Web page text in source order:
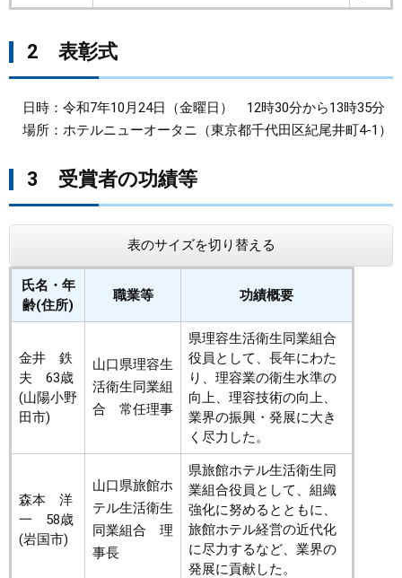
2 表彰式
日時：令和7年10月24日（金曜日） 12時30分から13時35分
場所：ホテルニューオータニ（東京都千代田区紀尾井町4-1）
3 受賞者の功績等
表のサイズを切り替える
氏名・年
齢(住所)
職業等 功績概要
金井 鉄
夫 63歳
(山陽小野
田市)
山口県理容生
活衛生同業組
合 常任理事
県理容生活衛生同業組合
役員として、長年にわた
り、理容業の衛生水準の
向上、理容技術の向上、
業界の振興・発展に大き
く尽力した。
森本 洋
一 58歳
(岩国市)
山口県旅館ホ
テル生活衛生
同業組合 理
事長
県旅館ホテル生活衛生同
業組合役員として、組織
強化に努めるとともに、
旅館ホテル経営の近代化
に尽力するなど、業界の
発展に貢献した。